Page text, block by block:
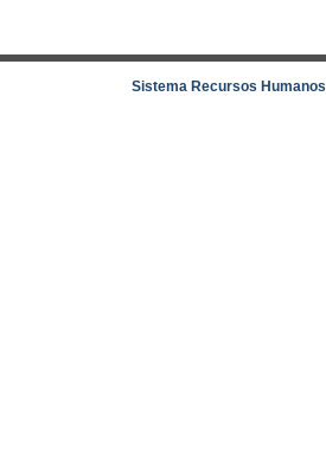
Sistema Recursos Humanos